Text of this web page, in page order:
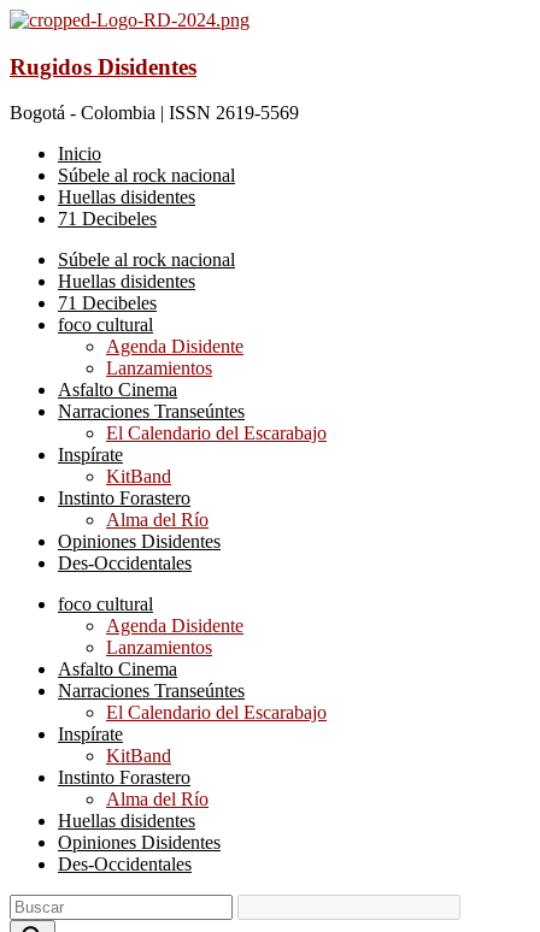
Rugidos Disidentes
Bogotá - Colombia | ISSN 2619-5569
Inicio
Súbele al rock nacional
Huellas disidentes
71 Decibeles
Súbele al rock nacional
Huellas disidentes
71 Decibeles
foco cultural
Agenda Disidente
Lanzamientos
Asfalto Cinema
Narraciones Transeúntes
El Calendario del Escarabajo
Inspírate
KitBand
Instinto Forastero
Alma del Río
Opiniones Disidentes
Des-Occidentales
foco cultural
Agenda Disidente
Lanzamientos
Asfalto Cinema
Narraciones Transeúntes
El Calendario del Escarabajo
Inspírate
KitBand
Instinto Forastero
Alma del Río
Huellas disidentes
Opiniones Disidentes
Des-Occidentales